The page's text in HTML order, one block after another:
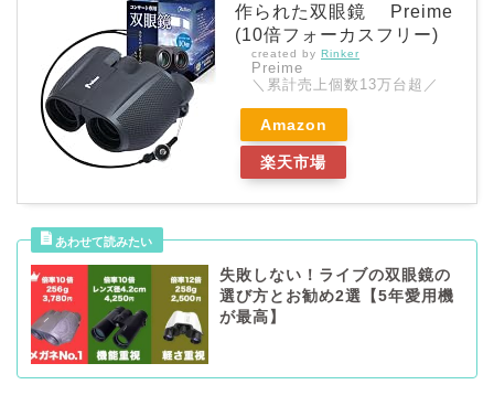
作られた双眼鏡 Preime
(10倍フォーカスフリー)
created by Rinker
Preime
＼累計売上個数13万台超／
Amazon
楽天市場
失敗しない！ライブの双眼鏡の
選び方とお勧め2選【5年愛用機
が最高】